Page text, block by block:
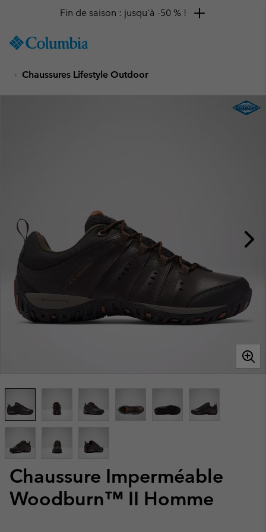
TO
SKIP
MAIN
Fin de saison : jusqu'à -50 % !
Chaussures Lifestyle Outdoor
Chaussure Imperméable
Woodburn™ II Homme